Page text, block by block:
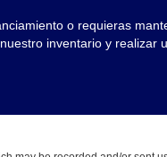
o requieras
inventario y realizar